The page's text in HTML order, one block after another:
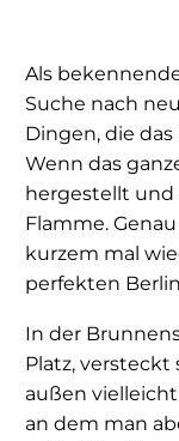
Als
Suche nach
Dingen, die
Wenn das
hergestellt und
Flamme.
kurzem mal
perfekten
In der
Platz, versteckt
außen
an dem man